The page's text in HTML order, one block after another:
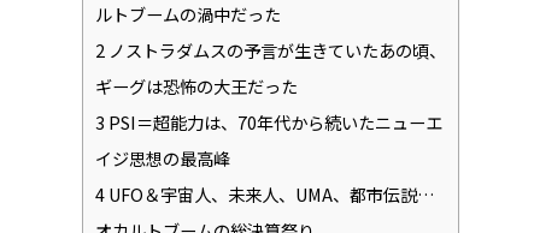
ルトブームの渦中だった
2ノストラダムスの予言が生きていたあの頃、
ギーグは恐怖の大王だった
3 PSI＝超能力は、70年代から続いたニューエ
イジ思想の最高峰
4UFO＆宇宙人、未来人、UMA、都市伝説…